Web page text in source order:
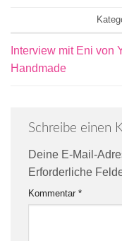
Interview mit Eni von
Handmade
Schreibe einen
Deine E-Mail-
Erforderliche
Kommentar *